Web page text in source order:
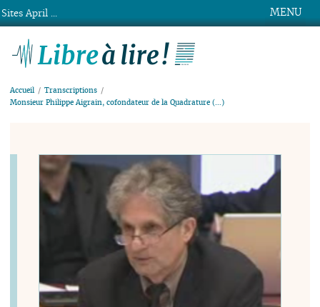
MENU
Accueil
Transcriptions
Monsieur Philippe Aigrain, cofondateur de la Quadrature (…)
Sites April ...